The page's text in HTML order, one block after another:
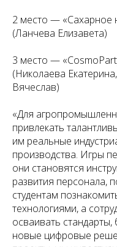
2 место — «Сахарное
(Ланчева Елизавета)
3 место —
(Николаева
Вячеслав)
«Для
привлекать
им реальные
производства. Игры
они становятся
развития персонала,
студентам
технологиями, а
осваивать
новые цифровые